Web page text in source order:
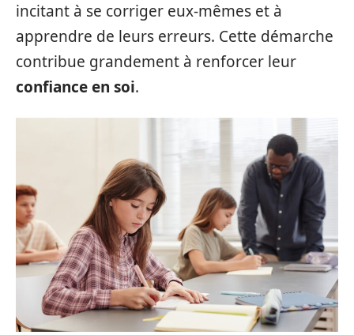
incitant à se corriger eux-mêmes et à
apprendre de leurs erreurs. Cette démarche
contribue grandement à renforcer leur
confiance en soi.